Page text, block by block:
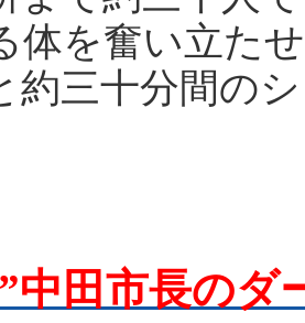
体を奮い立た
三十分間の
中田市長のダ